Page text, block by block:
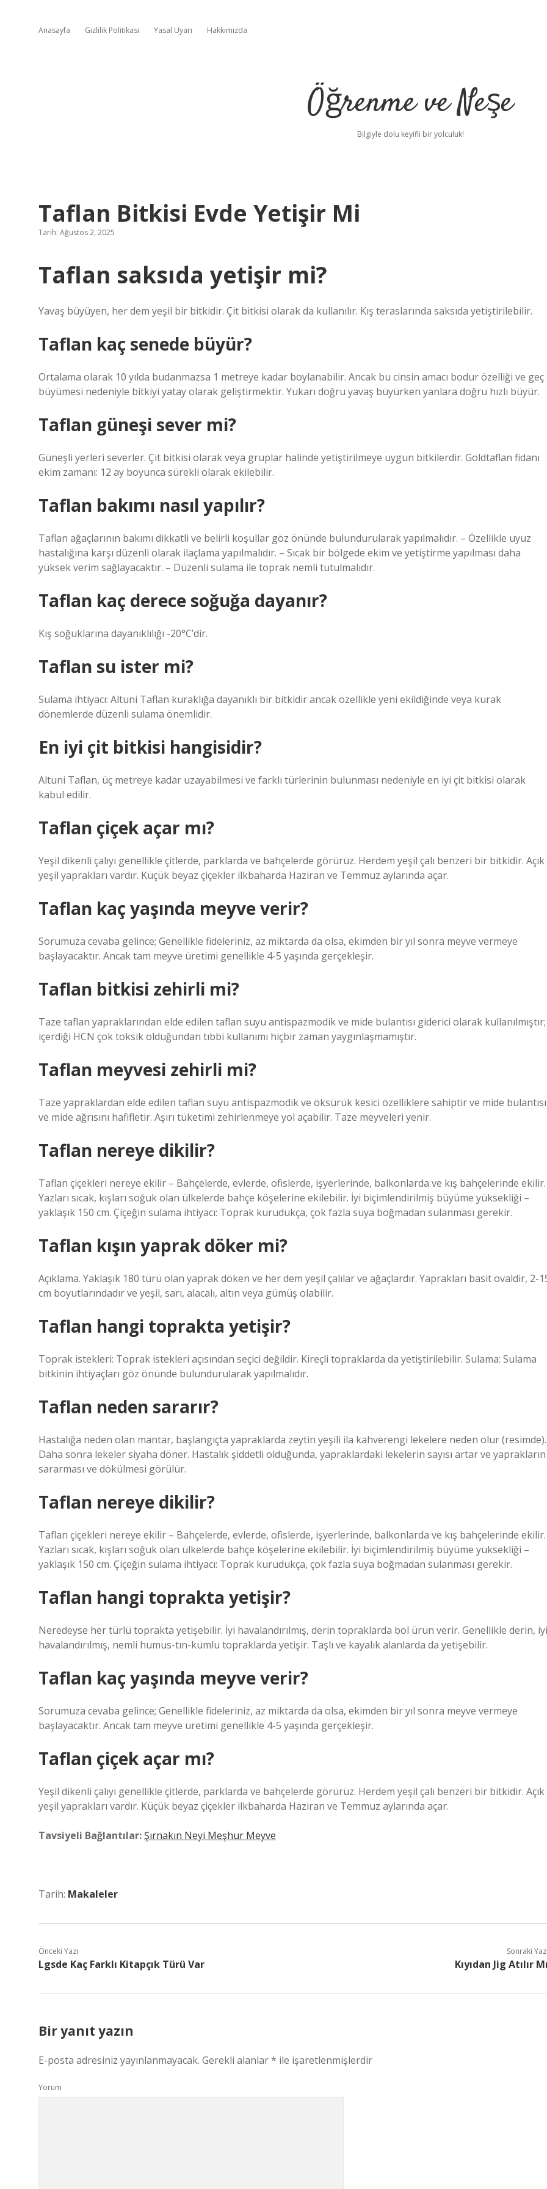
Anasayfa Gizlilik Politikası Yasal Uyarı Hakkımızda
Öğrenme ve Neşe
Bilgiyle dolu keyifli bir yolculuk!
Taflan Bitkisi Evde Yetişir Mi
Tarih: Ağustos 2, 2025
Taflan saksıda yetişir mi?
Yavaş büyüyen, her dem yeşil bir bitkidir. Çit bitkisi olarak da kullanılır. Kış teraslarında saksıda yetiştirilebilir.
Taflan kaç senede büyür?
Ortalama olarak 10 yılda budanmazsa 1 metreye kadar boylanabilir. Ancak bu cinsin amacı bodur özelliği ve geç
büyümesi nedeniyle bitkiyi yatay olarak geliştirmektir. Yukarı doğru yavaş büyürken yanlara doğru hızlı büyür.
Taflan güneşi sever mi?
Güneşli yerleri severler. Çit bitkisi olarak veya gruplar halinde yetiştirilmeye uygun bitkilerdir. Goldtaflan fidanı
ekim zamanı: 12 ay boyunca sürekli olarak ekilebilir.
Taflan bakımı nasıl yapılır?
Taflan ağaçlarının bakımı dikkatli ve belirli koşullar göz önünde bulundurularak yapılmalıdır. – Özellikle uyuz
hastalığına karşı düzenli olarak ilaçlama yapılmalıdır. – Sıcak bir bölgede ekim ve yetiştirme yapılması daha
yüksek verim sağlayacaktır. – Düzenli sulama ile toprak nemli tutulmalıdır.
Taflan kaç derece soğuğa dayanır?
Kış soğuklarına dayanıklılığı -20°C’dir.
Taflan su ister mi?
Sulama ihtiyacı: Altuni Taflan kuraklığa dayanıklı bir bitkidir ancak özellikle yeni ekildiğinde veya kurak
dönemlerde düzenli sulama önemlidir.
En iyi çit bitkisi hangisidir?
Altuni Taflan, üç metreye kadar uzayabilmesi ve farklı türlerinin bulunması nedeniyle en iyi çit bitkisi olarak
kabul edilir.
Taflan çiçek açar mı?
Yeşil dikenli çalıyı genellikle çitlerde, parklarda ve bahçelerde görürüz. Herdem yeşil çalı benzeri bir bitkidir. Açık
yeşil yaprakları vardır. Küçük beyaz çiçekler ilkbaharda Haziran ve Temmuz aylarında açar.
Taflan kaç yaşında meyve verir?
Sorumuza cevaba gelince; Genellikle fideleriniz, az miktarda da olsa, ekimden bir yıl sonra meyve vermeye
başlayacaktır. Ancak tam meyve üretimi genellikle 4-5 yaşında gerçekleşir.
Taflan bitkisi zehirli mi?
Taze taflan yapraklarından elde edilen taflan suyu antispazmodik ve mide bulantısı giderici olarak kullanılmıştır;
içerdiği HCN çok toksik olduğundan tıbbi kullanımı hiçbir zaman yaygınlaşmamıştır.
Taflan meyvesi zehirli mi?
Taze yapraklardan elde edilen taflan suyu antispazmodik ve öksürük kesici özelliklere sahiptir ve mide bulantısı
ve mide ağrısını hafifletir. Aşırı tüketimi zehirlenmeye yol açabilir. Taze meyveleri yenir.
Taflan nereye dikilir?
Taflan çiçekleri nereye ekilir – Bahçelerde, evlerde, ofislerde, işyerlerinde, balkonlarda ve kış bahçelerinde ekilir.
Yazları sıcak, kışları soğuk olan ülkelerde bahçe köşelerine ekilebilir. İyi biçimlendirilmiş büyüme yüksekliği –
yaklaşık 150 cm. Çiçeğin sulama ihtiyacı: Toprak kurudukça, çok fazla suya boğmadan sulanması gerekir.
Taflan kışın yaprak döker mi?
Açıklama. Yaklaşık 180 türü olan yaprak döken ve her dem yeşil çalılar ve ağaçlardır. Yaprakları basit ovaldir, 2-
cm boyutlarındadır ve yeşil, sarı, alacalı, altın veya gümüş olabilir.
Taflan hangi toprakta yetişir?
Toprak istekleri: Toprak istekleri açısından seçici değildir. Kireçli topraklarda da yetiştirilebilir. Sulama: Sulama
bitkinin ihtiyaçları göz önünde bulundurularak yapılmalıdır.
Taflan neden sararır?
Hastalığa neden olan mantar, başlangıçta yapraklarda zeytin yeşili ila kahverengi lekelere neden olur (resimde).
Daha sonra lekeler siyaha döner. Hastalık şiddetli olduğunda, yapraklardaki lekelerin sayısı artar ve yaprakların
sararması ve dökülmesi görülür.
Taflan nereye dikilir?
Taflan çiçekleri nereye ekilir – Bahçelerde, evlerde, ofislerde, işyerlerinde, balkonlarda ve kış bahçelerinde ekilir.
Yazları sıcak, kışları soğuk olan ülkelerde bahçe köşelerine ekilebilir. İyi biçimlendirilmiş büyüme yüksekliği –
yaklaşık 150 cm. Çiçeğin sulama ihtiyacı: Toprak kurudukça, çok fazla suya boğmadan sulanması gerekir.
Taflan hangi toprakta yetişir?
Neredeyse her türlü toprakta yetişebilir. İyi havalandırılmış, derin topraklarda bol ürün verir. Genellikle derin, iyi
havalandırılmış, nemli humus-tın-kumlu topraklarda yetişir. Taşlı ve kayalık alanlarda da yetişebilir.
Taflan kaç yaşında meyve verir?
Sorumuza cevaba gelince; Genellikle fideleriniz, az miktarda da olsa, ekimden bir yıl sonra meyve vermeye
başlayacaktır. Ancak tam meyve üretimi genellikle 4-5 yaşında gerçekleşir.
Taflan çiçek açar mı?
Yeşil dikenli çalıyı genellikle çitlerde, parklarda ve bahçelerde görürüz. Herdem yeşil çalı benzeri bir bitkidir. Açık
yeşil yaprakları vardır. Küçük beyaz çiçekler ilkbaharda Haziran ve Temmuz aylarında açar.
Tavsiyeli Bağlantılar: Şırnakın Neyi Meşhur Meyve
Tarih: Makaleler
Önceki Yazı
Lgsde Kaç Farklı Kitapçık Türü Var
Sonraki
Kıyıdan Jig Atılır
Bir yanıt yazın
E-posta adresiniz yayınlanmayacak. Gerekli alanlar* ile işaretlenmişlerdir
Yorum